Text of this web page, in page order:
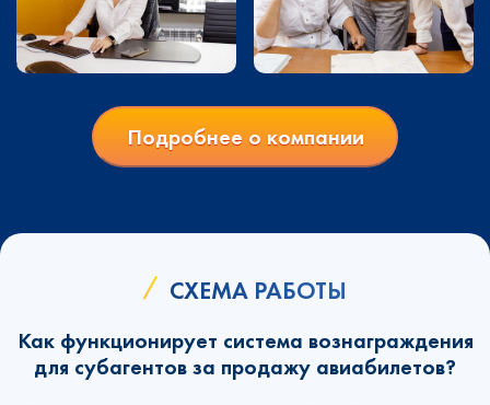
Подробнее о компании
СХЕМА РАБОТЫ
Как функционирует система вознаграждения
для субагентов за продажу авиабилетов?